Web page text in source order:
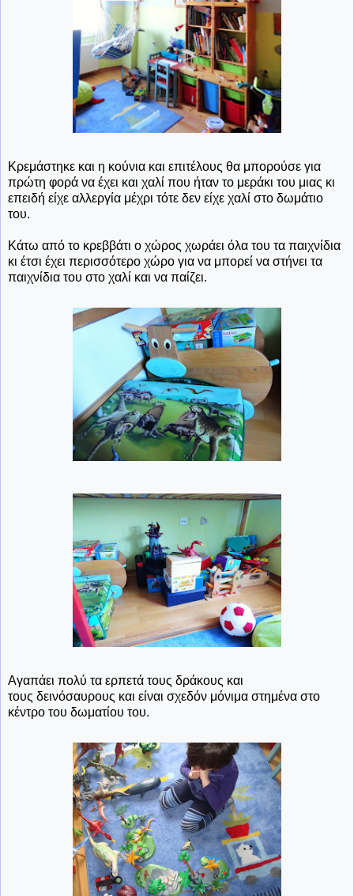
Κρεμάστηκε και η κούνια και επιτέλους θα μπορούσε για
πρώτη φορά να έχει και χαλί που ήταν το μεράκι του μιας κι
επειδή είχε αλλεργία μέχρι τότε δεν είχε χαλί στο δωμάτιο
του.
Κάτω από το κρεββάτι ο χώρος χωράει όλα του τα παιχνίδια
κι έτσι έχει περισσότερο χώρο για να μπορεί να στήνει τα
παιχνίδια του στο χαλί και να παίζει.
Αγαπάει πολύ τα ερπετά τους δράκους και
τους δεινόσαυρους και είναι σχεδόν μόνιμα στημένα στο
κέντρο του δωματίου του.